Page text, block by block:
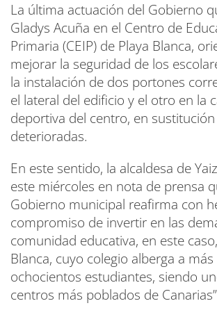
La última actuación del Gobierno
Gladys Acuña en el Centro de
Primaria (CEIP) de Playa Blanca,
mejorar la seguridad de los
la instalación de dos portones
el lateral del edificio y el otro en la
deportiva del centro, en sustitución
deterioradas.
En este sentido, la alcaldesa de
este miércoles en nota de prensa
Gobierno municipal reafirma con
compromiso de invertir en las
comunidad educativa, en este
Blanca, cuyo colegio alberga a
ochocientos estudiantes, siendo
centros más poblados de